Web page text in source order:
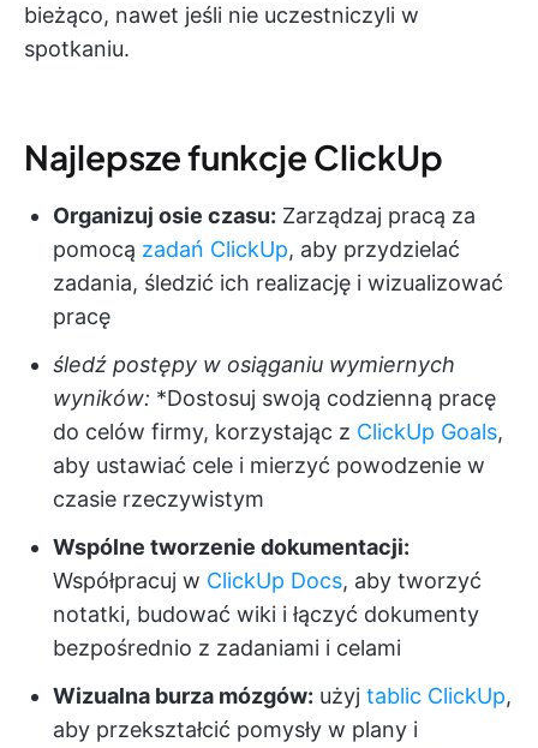
bieżąco, nawet jeśli nie uczestniczyli w
spotkaniu.
Najlepsze funkcje ClickUp
Organizuj osie czasu: Zarządzaj pracą za
pomocą zadań ClickUp, aby przydzielać
zadania, śledzić ich realizację i wizualizować
pracę
śledź postępy w osiąganiu wymiernych
wyników: *Dostosuj swoją codzienną pracę
do celów firmy, korzystając z ClickUp Goals,
aby ustawiać cele i mierzyć powodzenie w
czasie rzeczywistym
Wspólne tworzenie dokumentacji:
Współpracuj w ClickUp Docs, aby tworzyć
notatki, budować wiki i łączyć dokumenty
bezpośrednio z zadaniami i celami
Wizualna burza mózgów: użyj tablic ClickUp,
aby przekształcić pomysły w plany i